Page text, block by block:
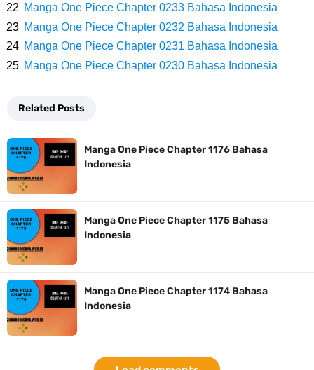
Milik Loki
Profil Slamet Rahardjo, Aktor Dengan Peran Penting Dalam Perfilman
Bersama Keluarga
Arti Bendera Seychelles, Negara Kepulauan Yang Terletak Di
Samudra Hindia
Cara Bayar Akulaku Lewat Gopay, Sangat Mudah Dan Tidak Ribet
Sama Sekali
7 Fakta Queen One Piece, All Star Yang Jadi Penanggung Jawab
Penjara Udon
Manga One Piece Chapter 0233 Bahasa Indonesia
Manga One Piece Chapter 0232 Bahasa Indonesia
Manga One Piece Chapter 0231 Bahasa Indonesia
Manga One Piece Chapter 0230 Bahasa Indonesia
Related Posts
Manga One Piece Chapter 1176 Bahasa
Indonesia
Manga One Piece Chapter 1175 Bahasa
Indonesia
Manga One Piece Chapter 1174 Bahasa
Indonesia